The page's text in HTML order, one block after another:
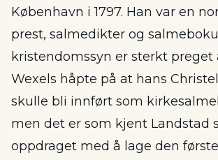
København i 1797. Han var en
prest, salmedikter og
kristendomssyn er sterkt preget
Wexels håpte på at hans
skulle bli innført som
men det er som kjent Landstad
oppdraget med å lage den